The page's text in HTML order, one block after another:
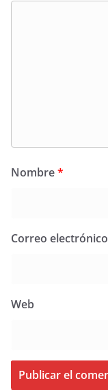
Nombre*
Correo electrónico
Web